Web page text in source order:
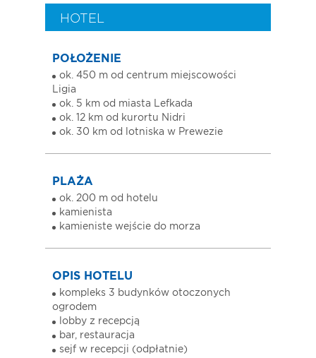
HOTEL
POŁOŻENIE
ok. 450 m od centrum miejscowości
Ligia
ok. 5 km od miasta Lefkada
ok. 12 km od kurortu Nidri
ok. 30 km od lotniska w Prewezie
PLAŻA
ok. 200 m od hotelu
kamienista
kamieniste wejście do morza
OPIS HOTELU
kompleks 3 budynków otoczonych
ogrodem
lobby z recepcją
bar, restauracja
sejf w recepcji (odpłatnie)